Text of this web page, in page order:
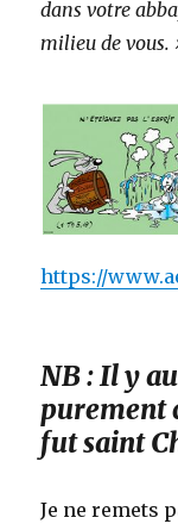
dans votre
milieu de vous.
https://
NB : Il y
purement
fut saint
Je ne remets